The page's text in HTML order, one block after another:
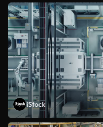
iStock